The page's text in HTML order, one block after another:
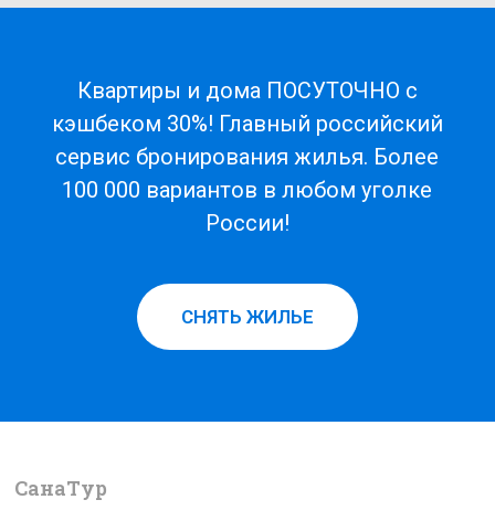
Квартиры и дома ПОСУТОЧНО с
кэшбеком 30%! Главный российский
сервис бронирования жилья. Более
100 000 вариантов в любом уголке
России!
СНЯТЬ ЖИЛЬЕ
СанаTур